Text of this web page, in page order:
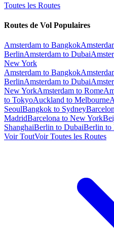
Toutes les Routes
Routes de Vol Populaires
Amsterdam to Bangkok
BerlinAmsterdam to Dubai
New York
Amsterdam to Bangkok
BerlinAmsterdam to Dubai
New YorkAmsterdam to Rome
to TokyoAuckland to Melbourne
SeoulBangkok to Sydney
MadridBarcelona to New York
ShanghaiBerlin to DubaiBerlin to
Voir ToutVoir Toutes les Routes